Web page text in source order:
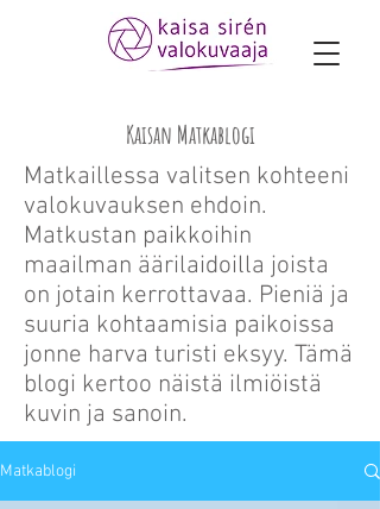
Kaisan Matkablogi
Matkaillessa valitsen kohteeni
valokuvauksen ehdoin.
Matkustan paikkoihin
maailman äärilaidoilla joista
on jotain kerrottavaa. Pieniä ja
suuria kohtaamisia paikoissa
jonne harva turisti eksyy. Tämä
blogi kertoo näistä ilmiöistä
kuvin ja sanoin.
Matkablogi